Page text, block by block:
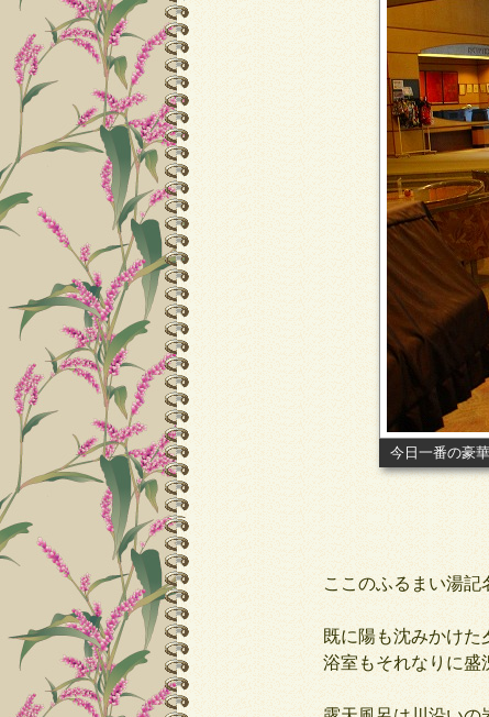
今日一番の豪
ここのふるまい湯記
既に陽も沈みかけた
浴室もそれなりに盛